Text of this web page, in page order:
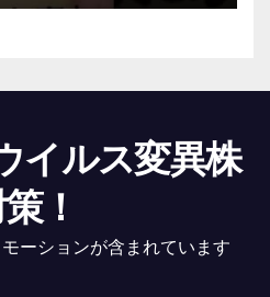
イルス変異株
！
ーションが含まれています